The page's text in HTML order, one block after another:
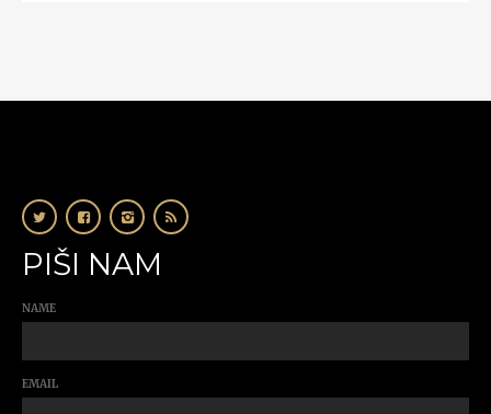
PIŠI NAM
NAME
EMAIL